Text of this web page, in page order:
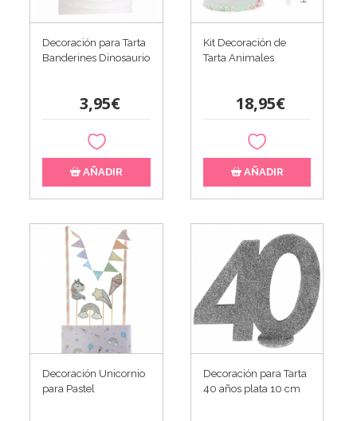
Decoración para Tarta
Banderines Dinosaurio
3,95€
AÑADIR
Kit Decoración de
Tarta Animales
18,95€
AÑADIR
Decoración Unicornio
para Pastel
Decoración para Tarta
40 años plata 10 cm